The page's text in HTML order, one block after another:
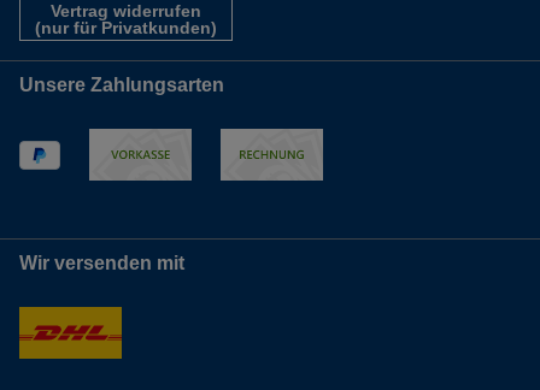
Vertrag widerrufen
(nur für Privatkunden)
Unsere Zahlungsarten
Wir versenden mit